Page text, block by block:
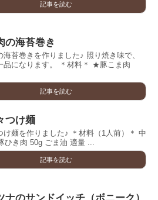
記事を読む
の海苔巻き
海苔巻きを作りました♪ 照り焼き味で、
品になります。 ＊材料＊ ★豚こま肉
記事を読む
つけ麺
け麺を作りました♪ ＊材料（1人前）＊ 中
ひき肉 50g ごま油 適量 ...
記事を読む